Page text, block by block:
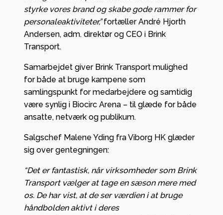
styrke vores brand og skabe gode rammer for
personaleaktiviteter,”fortæller André Hjorth
Andersen, adm. direktør og CEO i Brink
Transport.
Samarbejdet giver Brink Transport mulighed
for både at bruge kampene som
samlingspunkt for medarbejdere og samtidig
være synlig i Biocirc Arena – til glæde for både
ansatte, netværk og publikum.
Salgschef Malene Yding fra Viborg HK glæder
sig over gentegningen:
“Det er fantastisk, når virksomheder som Brink
Transport vælger at tage en sæson mere med
os. De har vist, at de ser værdien i at bruge
håndbolden aktivt i deres